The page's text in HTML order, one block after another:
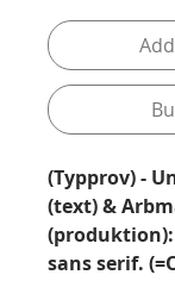
(Typprov) -
(text) &
sans serif.